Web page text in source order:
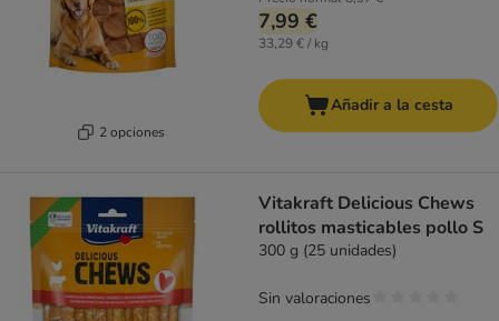
2 opciones
7,99 €
33,29 € / kg
Añadir a la cesta
Vitakraft Delicious Chews
rollitos masticables pollo S
300 g (25 unidades)
Sin valoraciones